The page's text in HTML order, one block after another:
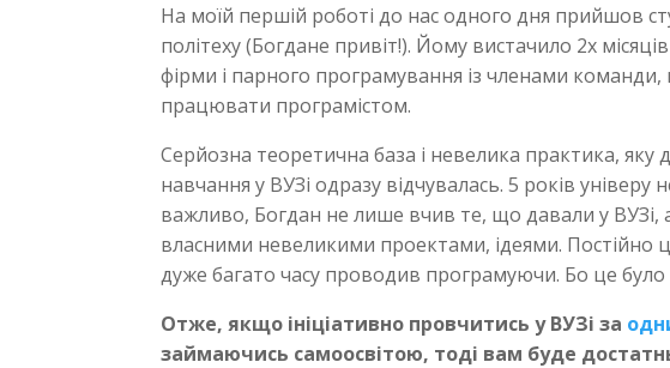
На моїй першій роботі до нас одного дня прийшов
політеху (Богдане привіт!). Йому вистачило 2х
фірми і парного програмування із членами
працювати програмістом.
Серйозна теоретична база і невелика практика,
навчання у ВУЗі одразу відчувалась. 5 років
важливо, Богдан не лише вчив те, що давали у ВУЗі,
власними невеликими проектами, ідеями. Постійно
дуже багато часу проводив програмуючи. Бо це
Отже, якщо ініціативно провчитись у ВУЗі за
займаючись самоосвітою, тоді вам буде